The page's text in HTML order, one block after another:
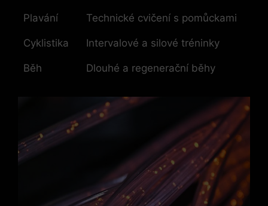
Plavání Technické cvičení s pomůckami
Cyklistika Intervalové a silové tréninky
Běh Dlouhé a regenerační běhy